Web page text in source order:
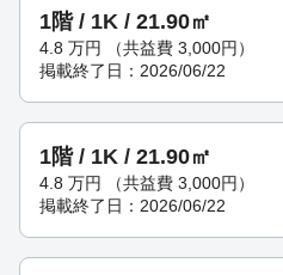
1階 / 1K / 21.90㎡
4.8 万円
（共益費 3,000円）
掲載終了日：2026/06/22
1階 / 1K / 21.90㎡
4.8 万円
（共益費 3,000円）
掲載終了日：2026/06/22